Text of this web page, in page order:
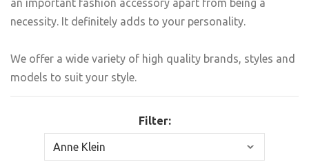
an important fashion accessory apart from being a
necessity. It definitely adds to your personality.
We offer a wide variety of high quality brands, styles and
models to suit your style.
Filter: